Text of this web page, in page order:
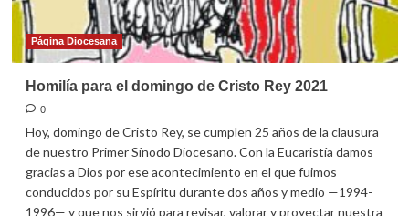
Página Diocesana
Homilía para el domingo de Cristo Rey 2021
0
Hoy, domingo de Cristo Rey, se cumplen 25 años de la clausura
de nuestro Primer Sínodo Diocesano. Con la Eucaristía damos
gracias a Dios por ese acontecimiento en el que fuimos
conducidos por su Espíritu durante dos años y medio —1994-
1996— y que nos sirvió para revisar, valorar y proyectar nuestra